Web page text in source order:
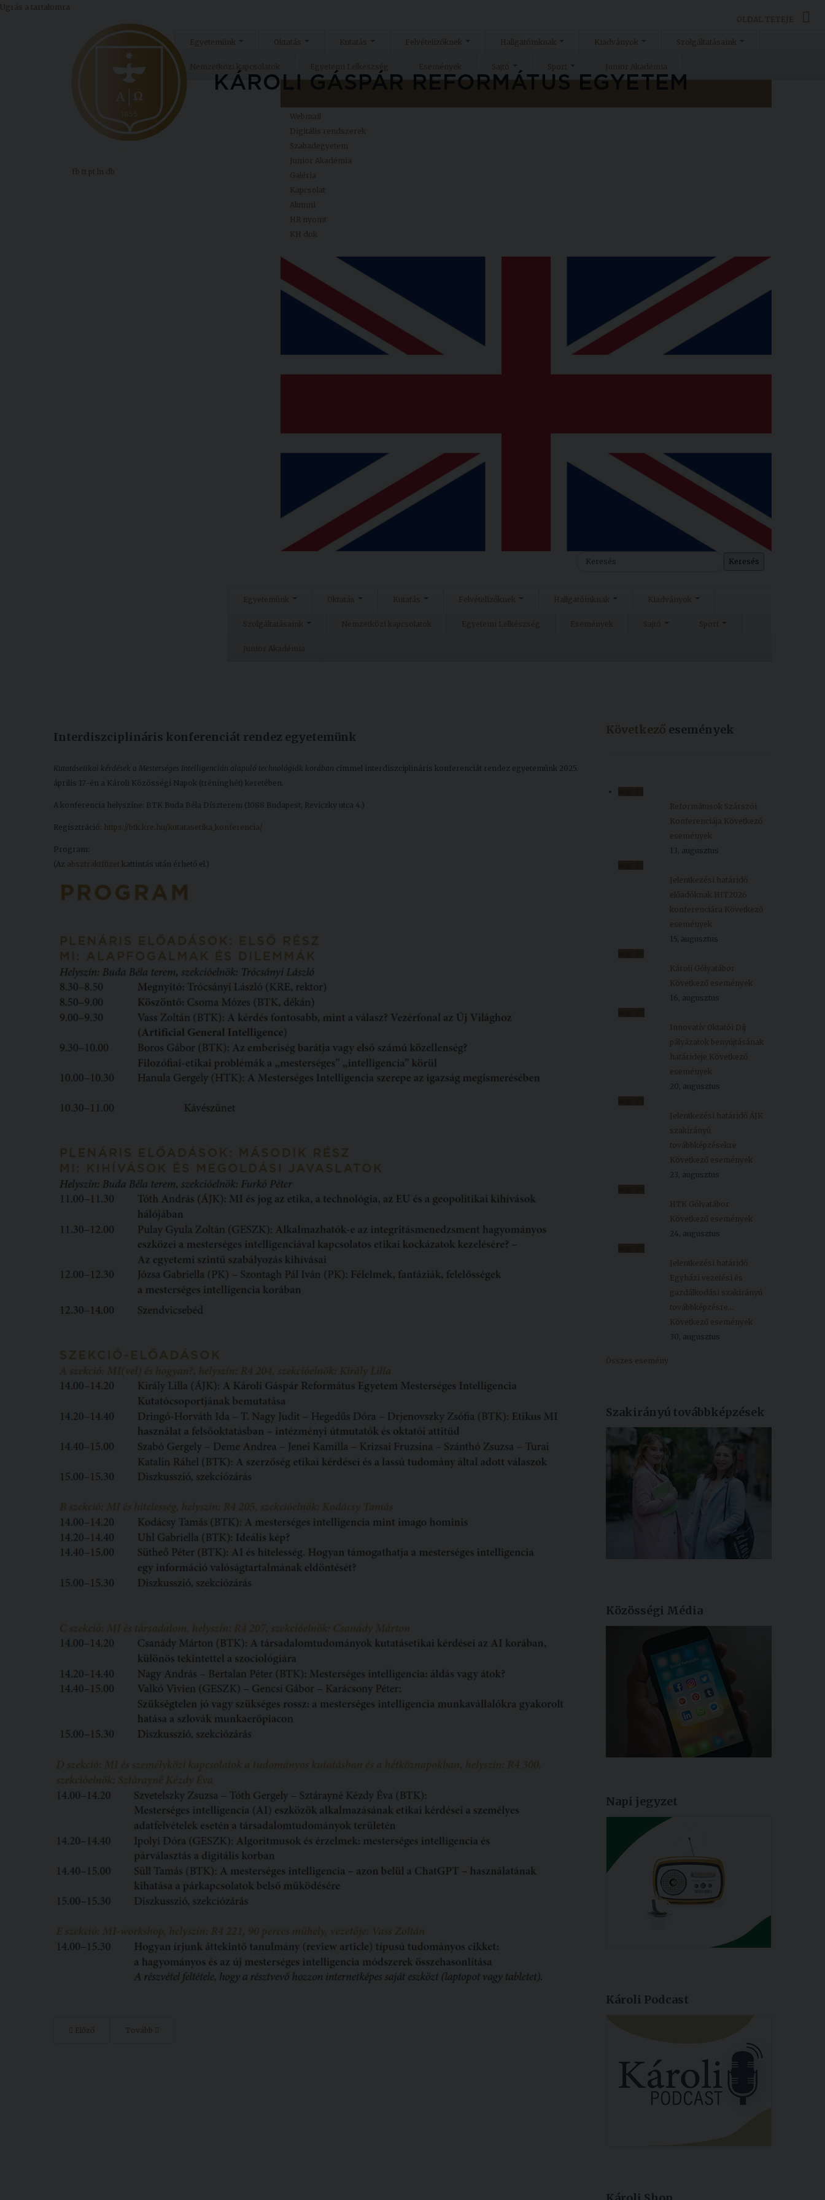
Ugrás a tartalomra
Egyetemünk Oktatás Kutatás Felvételizőknek Hallgatóinknak Kiadványok Szolgáltatásaink
Nemzetközi kapcsolatok Egyetemi Lelkészség Események Sajtó Sport Junior Akadémia
Webmail
Digitális rendszerek
Szabadegyetem
Junior Akadémia
Galéria
Kapcsolat
Alumni
HR nyomt
KH dok
Keresés
fb tt pt ln db
Egyetemünk Oktatás Kutatás Felvételizőknek Hallgatóinknak Kiadványok
Szolgáltatásaink Nemzetközi kapcsolatok Egyetemi Lelkészség Események Sajtó Sport
Junior Akadémia
Interdiszciplináris konferenciát rendez egyetemünk
Kutatásetikai kérdések a Mesterséges Intelligencián alapuló technológiák korában címmel interdiszciplináris konferenciát rendez egyetemünk 2025.
április 17-én a Károli Közösségi Napok (tréninghét) keretében.
A konferencia helyszíne: BTK Buda Béla Díszterem (1088 Budapest, Reviczky utca 4.)
Regisztráció: https://btk.kre.hu/kutatasetika_konferencia/
Program:
(Az absztraktfüzet kattintás után érhető el.)
Előző Tovább
Következő események
Reformátusok Szárszói
Konferenciája Következő
események
13, augusztus
Jelentkezési határidő
előadóknak HIT2026
konferenciára Következő
események
15, augusztus
Károli Gólyatábor
Következő események
16, augusztus
Innovatív Oktatói Díj
pályázatok benyújtásának
határideje Következő
események
20, augusztus
Jelentkezési határidő ÁJK
szakirányú
továbbképzésekre
Következő események
23, augusztus
HTK Gólyatábor
Következő események
24, augusztus
Jelentkezési határidő
Egyházi vezetési és
gazdálkodási szakirányú
továbbképzésre...
Következő események
30, augusztus
Összes esemény
Szakirányú továbbképzések
Közösségi Média
Napi jegyzet
Károli Podcast
OLDAL TETEJE